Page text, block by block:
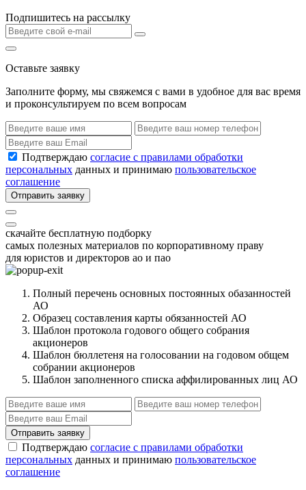
Подпишитесь на рассылку
Оставьте заявку
Заполните форму, мы свяжемся с вами в удобное для вас время
и проконсультируем по всем вопросам
Подтверждаю согласие с правилами обработки
персональных данных и принимаю пользовательское
соглашение
Отправить заявку
скачайте бесплатную подборку
самых полезных материалов по корпоративному праву
для юристов и директоров ао и пао
Полный перечень основных постоянных обазанностей
АО
Образец составления карты обязанностей АО
Шаблон протокола годового общего собрания
акционеров
Шаблон бюллетеня на голосовании на годовом общем
собрании акционеров
Шаблон заполненного списка аффилированных лиц АО
Отправить заявку
Подтверждаю согласие с правилами обработки
персональных данных и принимаю пользовательское
соглашение